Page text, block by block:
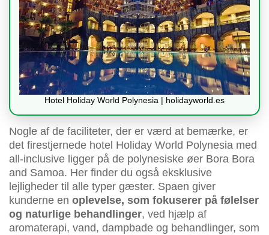
Hotel Holiday World Polynesia | holidayworld.es
Nogle af de faciliteter, der er værd at bemærke, er
det firestjernede hotel Holiday World Polynesia med
all-inclusive ligger på de polynesiske øer Bora Bora
and Samoa. Her finder du også eksklusive
lejligheder til alle typer gæster. Spaen giver
kunderne en oplevelse, som fokuserer på følelser
og naturlige behandlinger, ved hjælp af
aromaterapi, vand, dampbade og behandlinger, som